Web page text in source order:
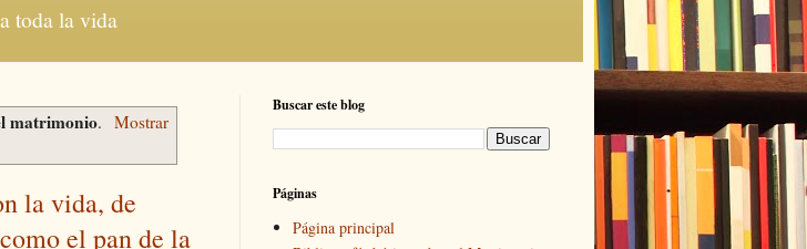
toda la vida
matrimonio. Mostrar
la vida, de
el pan de la
Buscar este blog
Páginas
Página principal